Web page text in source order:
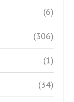
(6)
(306)
(1)
(34)